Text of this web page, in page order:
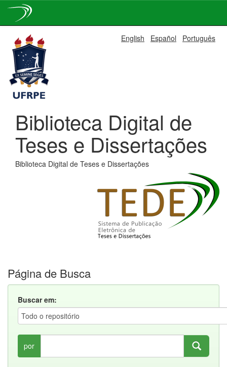
navigation
English Español Português
Biblioteca Digital de
Teses e Dissertações
Biblioteca Digital de Teses e Dissertações
Página de Busca
Buscar em:
por